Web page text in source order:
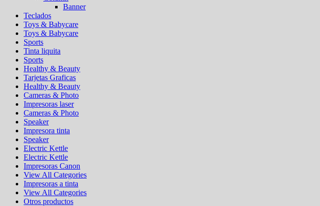
Banner
Teclados
Toys & Babycare
Toys & Babycare
Sports
Tinta liquita
Sports
Healthy & Beauty
Tarjetas Graficas
Healthy & Beauty
Cameras & Photo
Impresoras laser
Cameras & Photo
Speaker
Impresora tinta
Speaker
Electric Kettle
Electric Kettle
Impresoras Canon
View All Categories
Impresoras a tinta
View All Categories
Otros productos